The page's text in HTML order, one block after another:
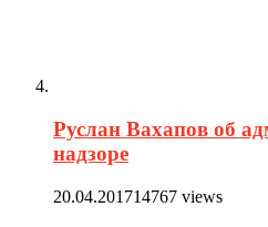
Руслан Вахапов об
надзоре
20.04.201714767 views